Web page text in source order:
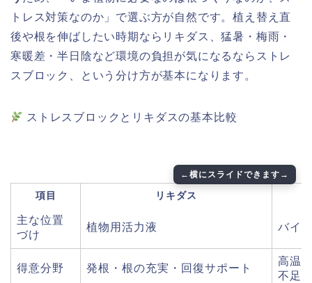
トレス対策なのか」で選ぶ方が自然です。植え替え直
後や根を伸ばしたい時期ならリキダス、猛暑・梅雨・
寒暖差・半日陰など環境の負担が気になるならストレ
スブロック、という分け方が基本になります。
ストレスブロックとリキダスの基本比較
項目 リキダス
主な位置
づけ
植物用活力液 バイ
得意分野 発根・根の充実・回復サポート
高温
不足